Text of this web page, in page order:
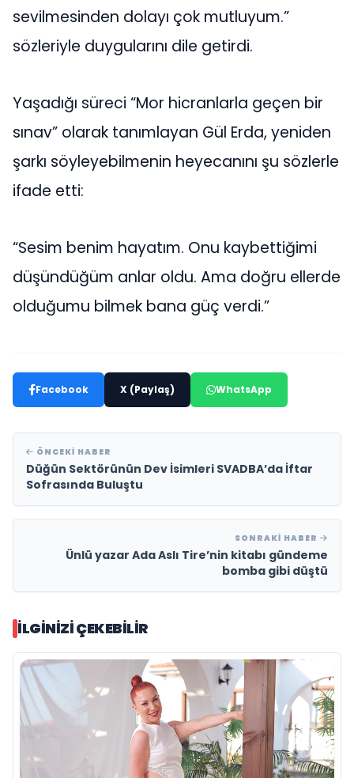
sevilmesinden dolayı çok mutluyum.”
sözleriyle duygularını dile getirdi.
Yaşadığı süreci “Mor hicranlarla geçen bir
sınav” olarak tanımlayan Gül Erda, yeniden
şarkı söyleyebilmenin heyecanını şu sözlerle
ifade etti:
“Sesim benim hayatım. Onu kaybettiğimi
düşündüğüm anlar oldu. Ama doğru ellerde
olduğumu bilmek bana güç verdi.”
Facebook X (Paylaş) WhatsApp
ÖNCEKI HABER
Düğün Sektörünün Dev İsimleri SVADBA’da İftar
Sofrasında Buluştu
SONRAKI HABER
Ünlü yazar Ada Aslı Tire’nin kitabı gündeme
bomba gibi düştü
İLGINIZI ÇEKEBILIR